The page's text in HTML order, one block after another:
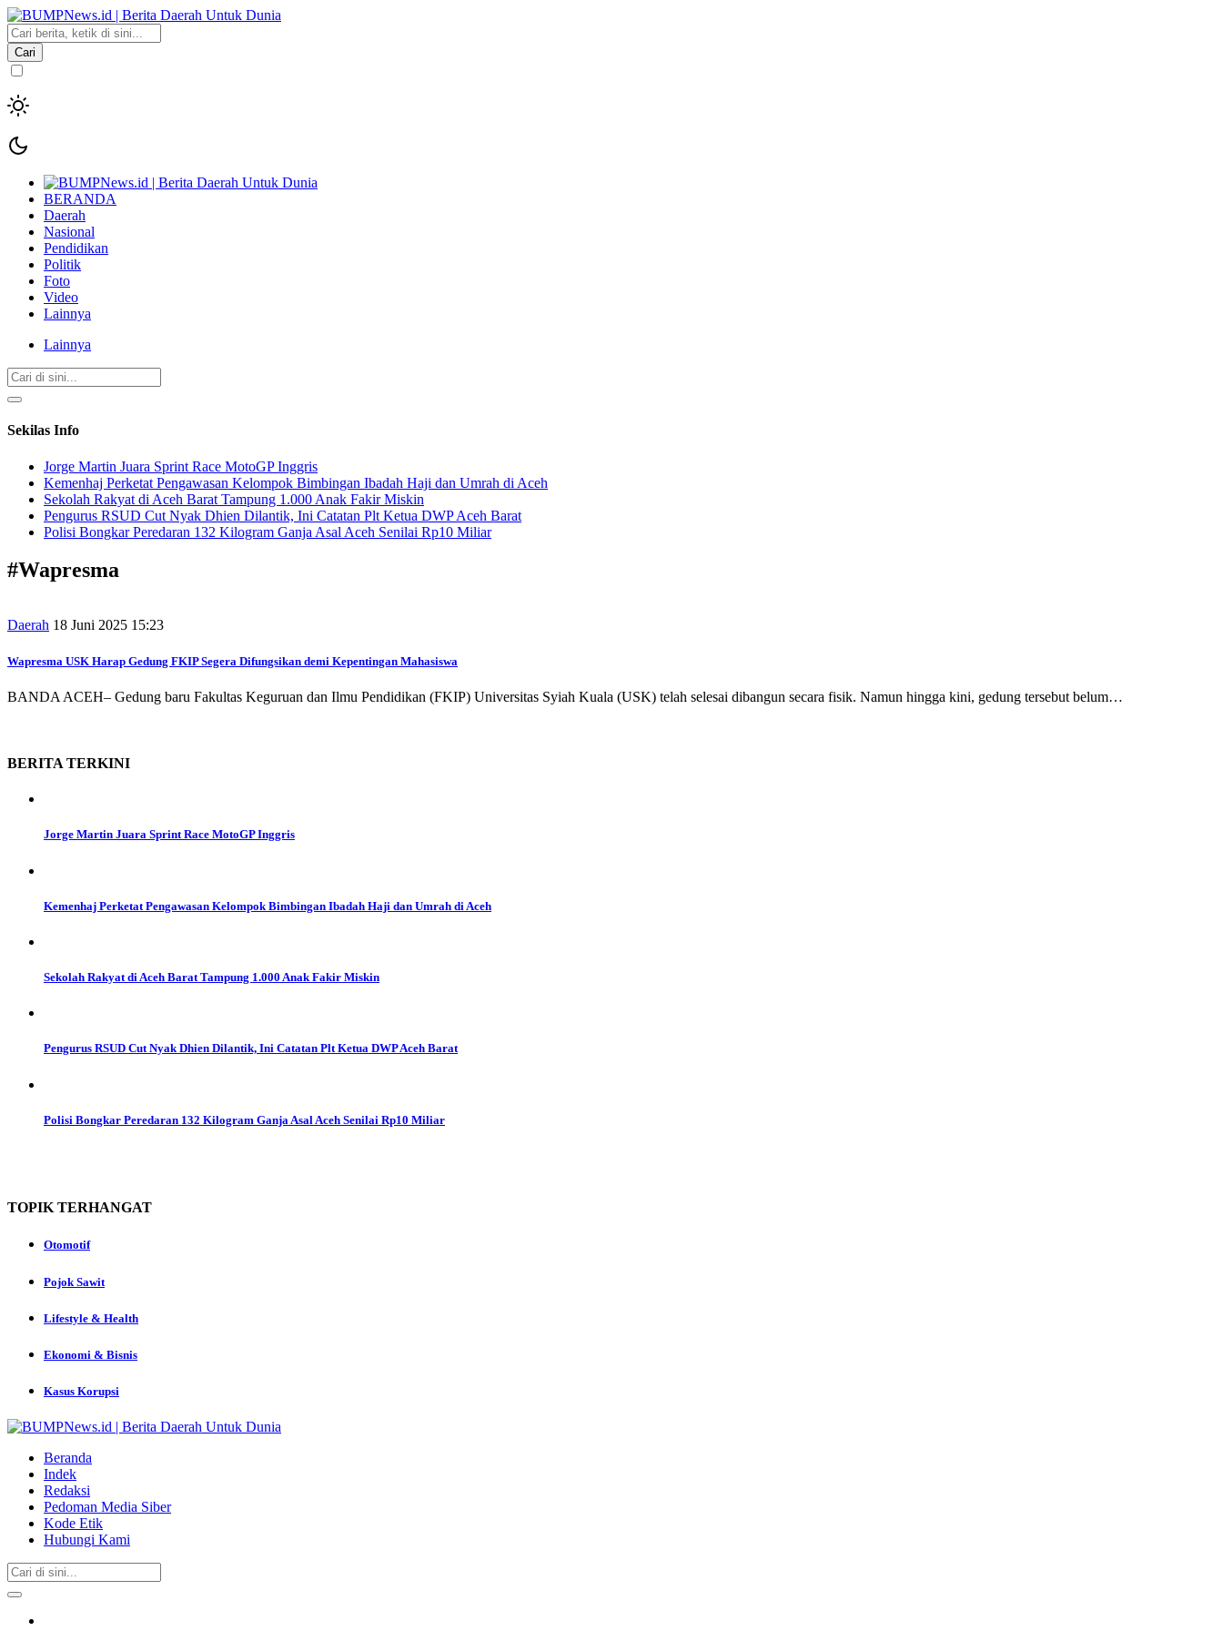
Cari
BERANDA
Daerah
Nasional
Pendidikan
Politik
Foto
Video
Lainnya
Lainnya
Sekilas Info
Jorge Martin Juara Sprint Race MotoGP Inggris
Kemenhaj Perketat Pengawasan Kelompok Bimbingan Ibadah Haji dan Umrah di Aceh
Sekolah Rakyat di Aceh Barat Tampung 1.000 Anak Fakir Miskin
Pengurus RSUD Cut Nyak Dhien Dilantik, Ini Catatan Plt Ketua DWP Aceh Barat
Polisi Bongkar Peredaran 132 Kilogram Ganja Asal Aceh Senilai Rp10 Miliar
#Wapresma
Daerah 18 Juni 2025 15:23
Wapresma USK Harap Gedung FKIP Segera Difungsikan demi Kepentingan Mahasiswa
BANDA ACEH– Gedung baru Fakultas Keguruan dan Ilmu Pendidikan (FKIP) Universitas Syiah Kuala (USK) telah selesai dibangun secara fisik. Namun hingga kini, gedung tersebut belum…
BERITA TERKINI
Jorge Martin Juara Sprint Race MotoGP Inggris
Kemenhaj Perketat Pengawasan Kelompok Bimbingan Ibadah Haji dan Umrah di Aceh
Sekolah Rakyat di Aceh Barat Tampung 1.000 Anak Fakir Miskin
Pengurus RSUD Cut Nyak Dhien Dilantik, Ini Catatan Plt Ketua DWP Aceh Barat
Polisi Bongkar Peredaran 132 Kilogram Ganja Asal Aceh Senilai Rp10 Miliar
TOPIK TERHANGAT
Otomotif
Pojok Sawit
Lifestyle & Health
Ekonomi & Bisnis
Kasus Korupsi
Beranda
Indek
Redaksi
Pedoman Media Siber
Kode Etik
Hubungi Kami